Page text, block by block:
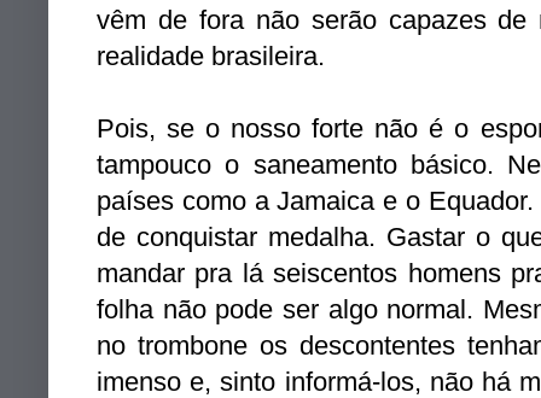
vêm de fora não serão capazes
realidade brasileira.
Pois, se o nosso forte não é o
tampouco o saneamento básico.
países como a Jamaica e o
de conquistar medalha. Gastar o
mandar pra lá seiscentos homens
folha não pode ser algo normal.
no trombone os descontentes
imenso e, sinto informá-los, não há